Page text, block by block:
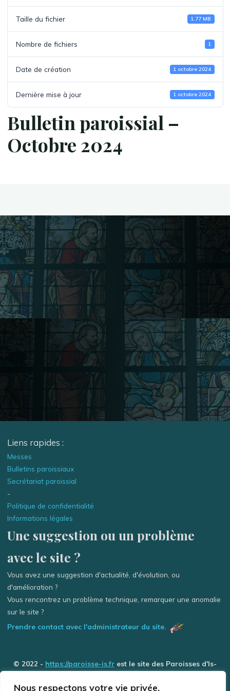
Nous respectons votre vie privée.
Taille du fichier 1.77 MB
Nombre de fichiers 1
Date de création 1 octobre 2024
Dernière mise à jour 1 octobre 2024
Bulletin paroissial –
Octobre 2024
Liens rapides :
Messes
Bulletins paroissiaux
Secrétariat paroissial
-
Politique de confidentialité
Informations légales
Une suggestion ou un problème
avec le site ?
Vous avez une suggestion d'actualité, d'évolution, ou
d'amélioration ?
Vous rencontrez un problème technique, remarquer une anomalie
sur le site ?
Prendre contact avec l'administrateur du site.
© 2022 - https://paroisse-is.fr est le site des Paroisses d'Is-
Rivière) - Tous droits réservés